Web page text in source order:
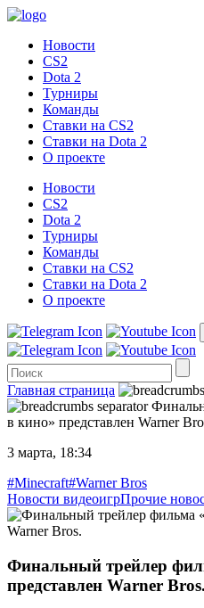
Новости
CS2
Dota 2
Турниры
Команды
Ставки на CS2
Ставки на Dota 2
О проекте
Новости
CS2
Dota 2
Турниры
Команды
Ставки на CS2
Ставки на Dota 2
О проекте
Главная страница
в кино» представлен Warner
3 марта, 18:34
#Minecraft#Warner Bros
Новости видеоигрПрочие
Финальный трейлер
представлен Warner Bros.